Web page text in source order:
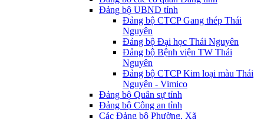
Đảng bộ UBND tỉnh
Đảng bộ CTCP Gang thép Thái
Nguyên
Đảng bộ Đại học Thái Nguyên
Đảng bộ Bệnh viện TW Thái
Nguyên
Đảng bộ CTCP Kim loại màu Thái
Nguyên - Vimico
Đảng bộ Quân sự tỉnh
Đảng bộ Công an tỉnh
Các Đảng bộ Phường, Xã